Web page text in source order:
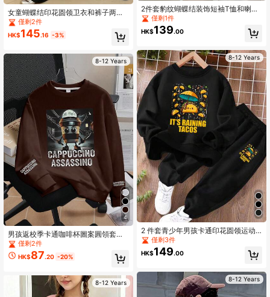
女童蝴蝶结印花圆领卫衣和裤子两件
套，新款时尚休闲旅行装
僅剩2件
HK$145.16 -3%
8-12 Years
4
男孩返校季卡通咖啡杯圖案圓領套頭
運動衫 - 柔軟、可機洗、百搭 - 秋冬
休閒穿搭（兒童時尚必備單品，萬聖
節）
僅剩2件
HK$87.20 -20%
8-12 Years
2件套豹纹蝴蝶结装饰短袖T恤和喇叭
裤套装，适合春夏少女穿着
僅剩1件
HK$139.00
8-12 Years
2 件套青少年男孩卡通印花圆领运动
衫和慢跑裤套装，时尚春秋季
僅剩3件
HK$149.00
8-12 Years